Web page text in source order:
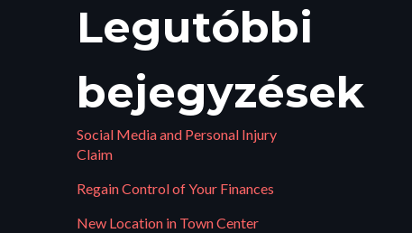
Legutóbbi
bejegyzések
Social Media and Personal Injury
Claim
Regain Control of Your Finances
New Location in Town Center